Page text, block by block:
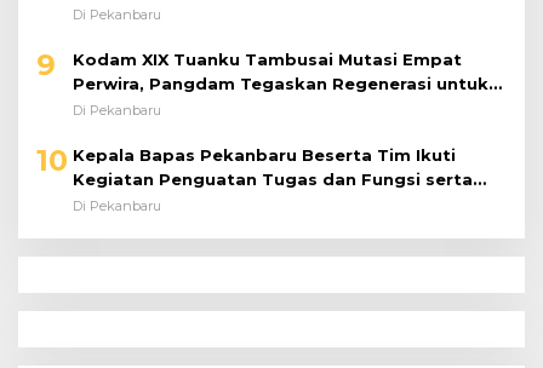
Di Pekanbaru
9
Kodam XIX Tuanku Tambusai Mutasi Empat
Perwira, Pangdam Tegaskan Regenerasi untuk
Perkuat Kinerja Satuan
Di Pekanbaru
10 Kepala Bapas Pekanbaru Beserta Tim Ikuti
Kegiatan Penguatan Tugas dan Fungsi serta
Paparan Penempatan WBP ke Lapas Terbuka
Di Pekanbaru